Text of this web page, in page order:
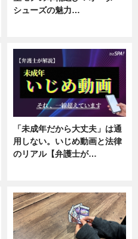
シューズの魅力…
「未成年だから大丈夫」は通
用しない。いじめ動画と法律
のリアル【弁護士が…